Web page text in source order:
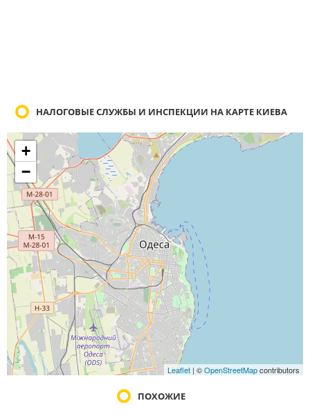
НАЛОГОВЫЕ СЛУЖБЫ И ИНСПЕКЦИИ НА КАРТЕ КИЕВА
+
−
Leaflet | ©OpenStreetMapcontributors
ПОХОЖИЕ